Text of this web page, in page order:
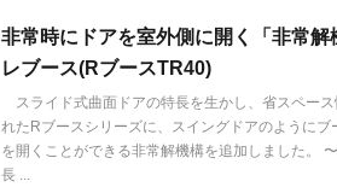
非常時にドアを室外側に開く「非常解
レブース(RブースTR40)
スライド式曲面ドアの特長を生かし、省スペー
れたRブースシリーズに、スイングドアのようにブ
を開くことができる非常解機構を追加しました。
長 ...